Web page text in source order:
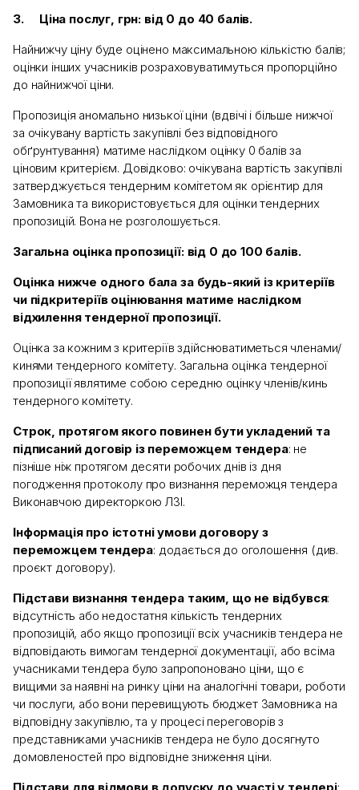
3.
Ціна послуг, грн: від 0 до 40 балів.
Найнижчу ціну буде оцінено максимальною кількістю балів;
оцінки інших учасників розраховуватимуться пропорційно
до найнижчої ціни.
Пропозиція аномально низької ціни (вдвічі і більше нижчої
за очікувану вартість закупівлі без відповідного
обґрунтування) матиме наслідком оцінку 0 балів за
ціновим критерієм. Довідково: очікувана вартість закупівлі
затверджується тендерним комітетом як орієнтир для
Замовника та використовується для оцінки тендерних
пропозицій. Вона не розголошується.
Загальна оцінка пропозиції: від 0 до 100 балів.
Оцінка нижче одного бала за будь-який із критеріїв
чи підкритеріїв оцінювання матиме наслідком
відхилення тендерної пропозиції.
Оцінка за кожним з критеріїв здійснюватиметься членами/
кинями тендерного комітету. Загальна оцінка тендерної
пропозиції являтиме собою середню оцінку членів/кинь
тендерного комітету.
Строк, протягом якого повинен бути укладений та
підписаний договір із переможцем тендера: не
пізніше ніж протягом десяти робочих днів із дня
погодження протоколу про визнання переможця тендера
Виконавчою директоркою ЛЗІ.
Інформація про істотні умови договору з
переможцем тендера: додається до оголошення (див.
проєкт договору).
Підстави визнання тендера таким, що не відбувся:
відсутність або недостатня кількість тендерних
пропозицій, або якщо пропозиції всіх учасників тендера не
відповідають вимогам тендерної документації, або всіма
учасниками тендера було запропоновано ціни, що є
вищими за наявні на ринку ціни на аналогічні товари, роботи
чи послуги, або вони перевищують бюджет Замовника на
відповідну закупівлю, та у процесі переговорів з
представниками учасників тендера не було досягнуто
домовленостей про відповідне зниження ціни.